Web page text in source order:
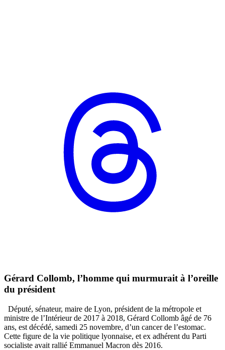
Gérard Collomb, l’homme qui murmurait à l’oreille
du président
Député, sénateur, maire de Lyon, président de la métropole et
ministre de l’Intérieur de 2017 à 2018, Gérard Collomb âgé de 76
ans, est décédé, samedi 25 novembre, d’un cancer de l’estomac.
Cette figure de la vie politique lyonnaise, et ex adhérent du Parti
socialiste avait rallié Emmanuel Macron dès 2016.